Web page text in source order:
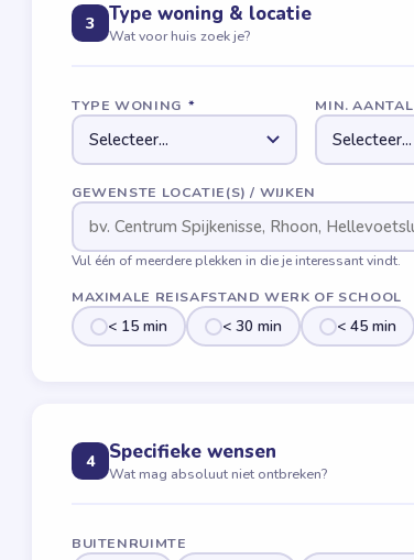
3 Type woning & locatie
Wat voor huis zoek je?
TYPE WONING * MIN.
GEWENSTE LOCATIE(S) / WIJKEN
Vul één of meerdere plekken in die je interessant vindt.
MAXIMALE REISAFSTAND WERK OF SCHOOL
< 15 min < 30 min < 45 min
4 Specifieke wensen
Wat mag absoluut niet ontbreken?
BUITENRUIMTE